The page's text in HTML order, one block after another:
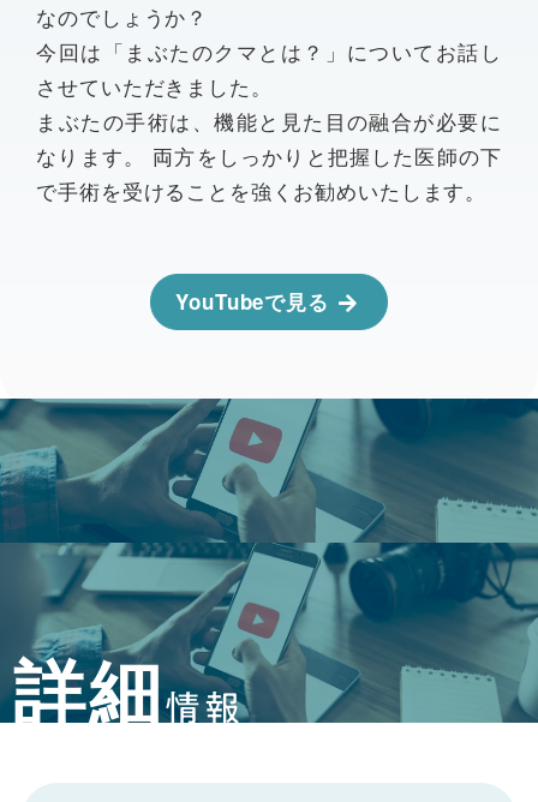
なのでしょうか？
今回は「まぶたのクマとは？」についてお話し
させていただきました。
まぶたの手術は、機能と見た目の融合が必要に
なります。 両方をしっかりと把握した医師の下
で手術を受けることを強くお勧めいたします。
YouTubeで見る
詳細情報